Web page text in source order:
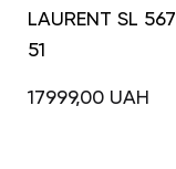
LAURENT SL
51
17999,00 UAH